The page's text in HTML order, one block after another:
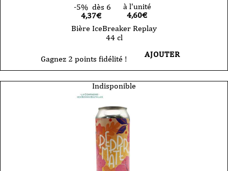
-5% dès 6
4,37€
à l'unité
4,60€
Bière IceBreaker Replay
44 cl
Gagnez 2 points fidélité ! AJOUTER
Indisponible